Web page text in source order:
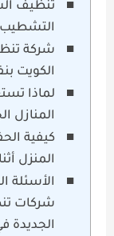
تنظيف
التشطيب
شركة
الكويت
لماذا
المنازل
كيفية
المنزل
الأسئلة
شركات
الجديدة